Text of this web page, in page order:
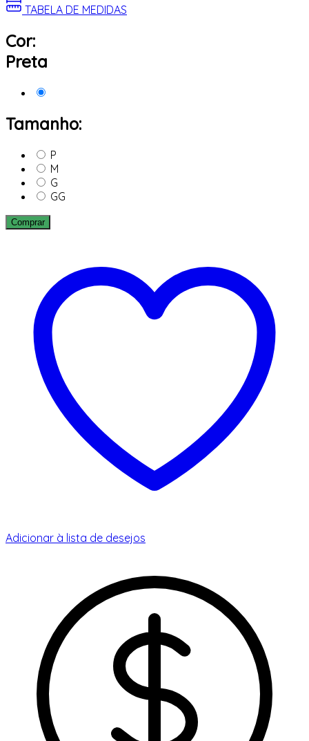
TABELA DE MEDIDAS
Cor:
Preta
Tamanho:
P
M
G
GG
Comprar
Adicionar à lista de desejos